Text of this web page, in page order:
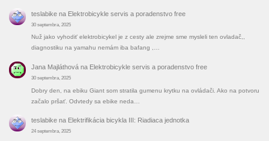
teslabikena Elektrobicykle servis a poradenstvo free
30 septembra, 2025
Nuž jako vyhodiť elektrobicykel je z cesty ale zrejme sme mysleli ten ovladač,,
diagnostiku na yamahu nemám iba bafang ,…
Jana Majláthována Elektrobicykle servis a poradenstvo free
30 septembra, 2025
Dobry den, na ebiku Giant som stratila gumenu krytku na ovládači. Ako na potvoru
začalo pršať. Odvtedy sa ebike neda…
teslabikena Elektrifikácia bicykla III: Riadiaca jednotka
24 septembra, 2025